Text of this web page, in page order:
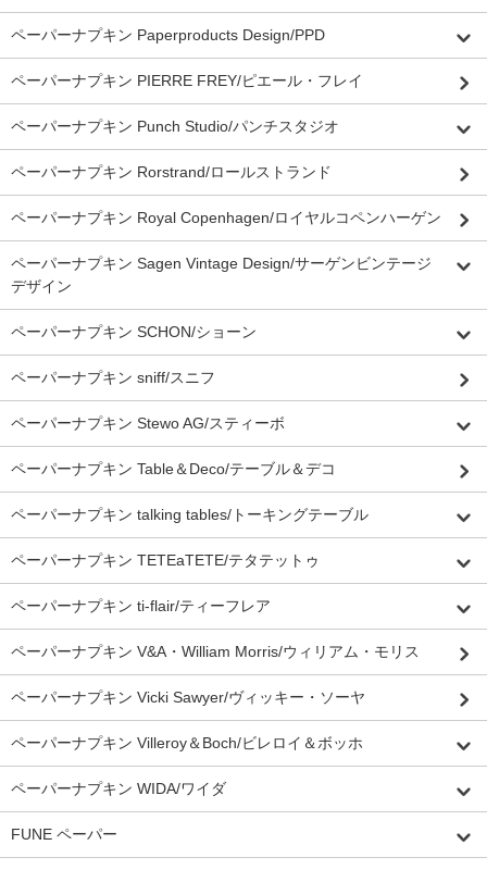
ペーパーナプキン Paperproducts Design/PPD
ペーパーナプキン PIERRE FREY/ピエール・フレイ
ペーパーナプキン Punch Studio/パンチスタジオ
ペーパーナプキン Rorstrand/ロールストランド
ペーパーナプキン Royal Copenhagen/ロイヤルコペンハーゲン
ペーパーナプキン Sagen Vintage Design/サーゲンビンテージ
デザイン
ペーパーナプキン SCHON/ショーン
ペーパーナプキン sniff/スニフ
ペーパーナプキン Stewo AG/スティーボ
ペーパーナプキン Table＆Deco/テーブル＆デコ
ペーパーナプキン talking tables/トーキングテーブル
ペーパーナプキン TETEaTETE/テタテットゥ
ペーパーナプキン ti-flair/ティーフレア
ペーパーナプキン V&A・William Morris/ウィリアム・モリス
ペーパーナプキン Vicki Sawyer/ヴィッキー・ソーヤ
ペーパーナプキン Villeroy＆Boch/ビレロイ＆ボッホ
ペーパーナプキン WIDA/ワイダ
FUNE ペーパー